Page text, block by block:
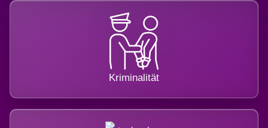
Kriminalität